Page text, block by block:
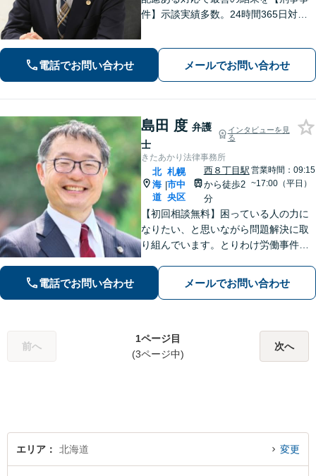
件】示談実績多数。24時間365日対応
経験あり。【バスセンター前駅3番出口
徒歩1分】
電話でお問い合わせ メールでお問い合わせ
島田 度 弁護
士
インタビューを見
る
きたあかり法律事務所
北
海
道
|
札幌
市中
央区
西８丁目駅
から徒歩2
分
営業時間：09:15
~17:00（平日）
【初回相談無料】困っている人の力に
なりたい、と思いながら問題解決に取
り組んでいます。とりわけ労働事件
婚、相続等）に力を入れてきました。
「お願いして良かった」そうお言葉を
電話でお問い合わせ メールでお問い合わせ
前へ
1ページ目
(3ページ中)
次へ
エリア 北海道 変更